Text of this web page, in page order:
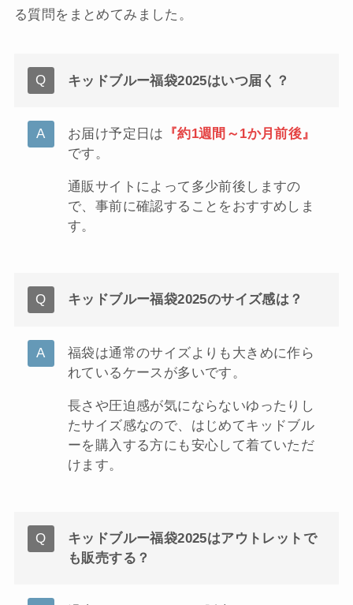
る質問をまとめてみました。
キッドブルー福袋2025はいつ届く？
お届け予定日は 『約1週間～1か月前後』
です。
通販サイトによって多少前後しますの
で、事前に確認することをおすすめしま
す。
キッドブルー福袋2025のサイズ感は？
福袋は通常のサイズよりも大きめに作ら
れているケースが多いです。
長さや圧迫感が気にならないゆったりし
たサイズ感なので、はじめてキッドブル
ーを購入する方にも安心して着ていただ
けます。
キッドブルー福袋2025はアウトレットで
も販売する？